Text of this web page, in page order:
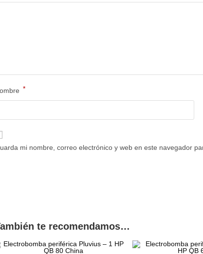
*
mi nombre, correo electrónico y web en este navegador
te recomendamos…